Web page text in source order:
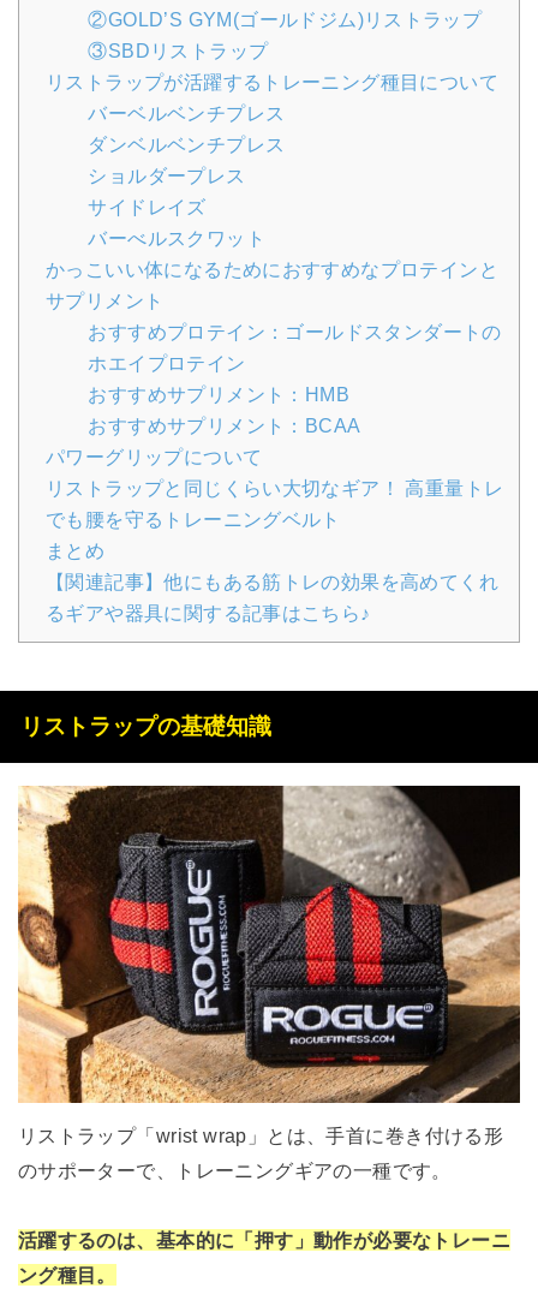
②GOLD’S GYM(ゴールドジム)リストラップ
③SBDリストラップ
リストラップが活躍するトレーニング種目について
バーベルベンチプレス
ダンベルベンチプレス
ショルダープレス
サイドレイズ
バーべルスクワット
かっこいい体になるためにおすすめなプロテインと
サプリメント
おすすめプロテイン：ゴールドスタンダートの
ホエイプロテイン
おすすめサプリメント：HMB
おすすめサプリメント：BCAA
パワーグリップについて
リストラップと同じくらい大切なギア！ 高重量トレ
でも腰を守るトレーニングベルト
まとめ
【関連記事】他にもある筋トレの効果を高めてくれ
るギアや器具に関する記事はこちら♪
リストラップの基礎知識
リストラップ「wrist wrap」とは、手首に巻き付ける形
のサポーターで、トレーニングギアの一種です。
活躍するのは、基本的に「押す」動作が必要なトレーニ
ング種目。